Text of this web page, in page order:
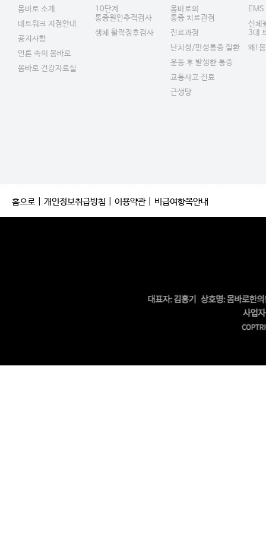
몸바로 소개
네트워크 지점안내
공지사항
언론 속의 몸바로
몸바로 건강자료실
10단계
통증원인추적검사
생체 활력징후검사
몸바로의
통증 치료관점
진료과정
난치성/만성통증 질환
운동 후 발생한 통증
교통사고 진료
근생탕
EMS
신체
3대
왜!
홈으로 개인정보취급방침 이용약관| 비급여항목안내